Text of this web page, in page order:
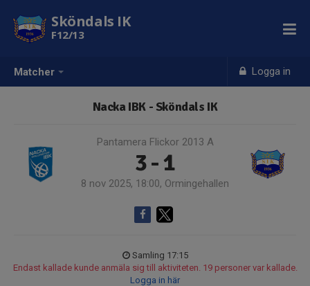
Matcher Logga in
Sköndals IK
F12/13
Nacka IBK - Sköndals IK
Pantamera Flickor 2013 A
3 - 1
8 nov 2025, 18:00, Ormingehallen
Samling 17:15
Endast kallade kunde anmäla sig till aktiviteten. 19 personer var kallade.
Logga in här